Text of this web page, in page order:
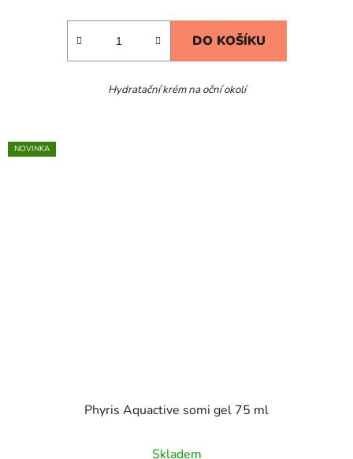
DO KOŠÍKU
Hydratační krém na oční okolí
NOVINKA
Phyris Aquactive somi gel 75 ml
Skladem